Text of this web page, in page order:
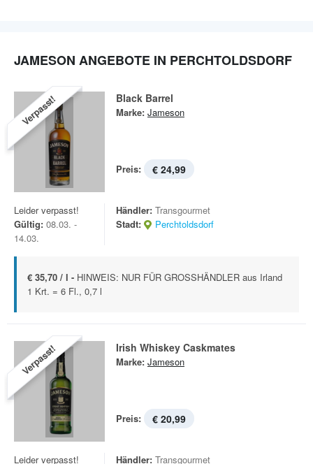
JAMESON ANGEBOTE IN PERCHTOLDSDORF
Verpasst! Black Barrel
Marke: Jameson
Preis: € 24,99
Leider verpasst!
Gültig: 08.03. -
14.03.
Händler: Transgourmet
Stadt:
Perchtoldsdorf
€ 35,70 / l - HINWEIS: NUR FÜR GROSSHÄNDLER aus Irland
1 Krt. = 6 Fl., 0,7 l
Verpasst! Irish Whiskey Caskmates
Marke: Jameson
Preis: € 20,99
Leider verpasst!
Händler: Transgourmet